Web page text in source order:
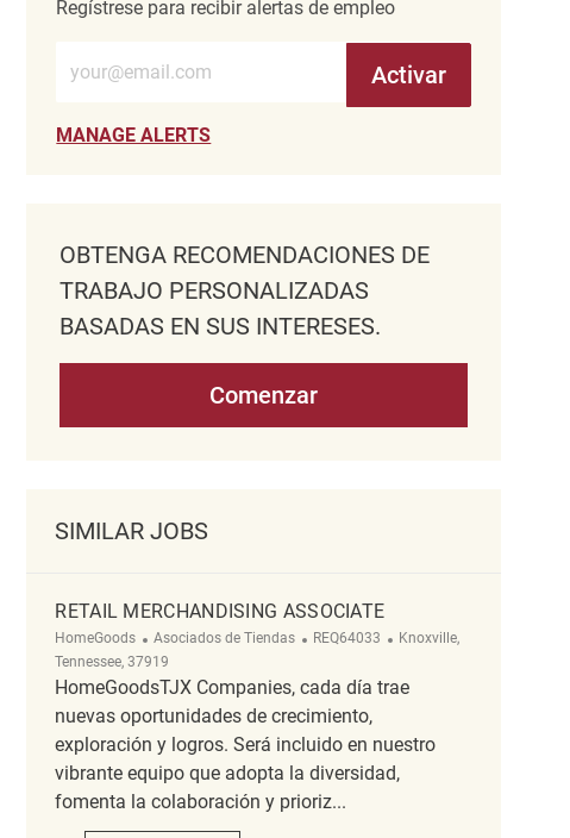
Regístrese para recibir alertas de empleo
Introduzca la dirección de correo electrónico (obligatorio)
Activar
MANAGE ALERTS
OBTENGA RECOMENDACIONES DE
TRABAJO PERSONALIZADAS
BASADAS EN SUS INTERESES.
Comenzar
SIMILAR JOBS
RETAIL MERCHANDISING ASSOCIATE
HomeGoods Categoría
Asociados de Tiendas ReqId
REQ64033 Ubicación
Knoxville,
Tennessee, 37919
HomeGoodsTJX Companies, cada día trae
nuevas oportunidades de crecimiento,
exploración y logros. Será incluido en nuestro
vibrante equipo que adopta la diversidad,
fomenta la colaboración y prioriz...